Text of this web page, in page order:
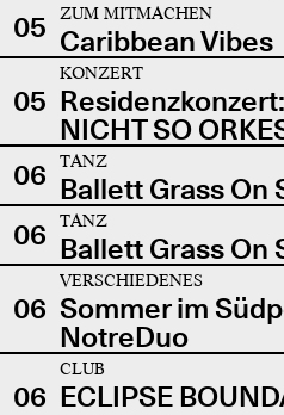
05
ZUM MITMACHEN
Caribbean Vibes
05
KONZERT
NICHT SO
06
TANZ
Ballett Grass On
06
TANZ
Ballett Grass On
06
VERSCHIEDENES
Sommer im
NotreDuo
06
CLUB
ECLIPSE